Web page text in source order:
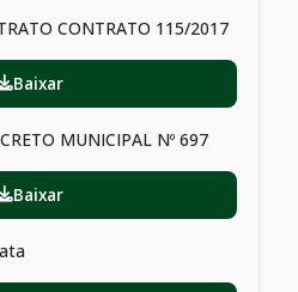
CONTRATO 115/2017
Baixar
MUNICIPAL Nº 697
Baixar